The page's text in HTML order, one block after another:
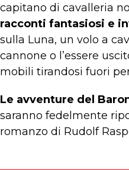
capitano di cavalleria
racconti fantasiosi e
sulla Luna, un volo a
cannone o l’essere
mobili tirandosi fuori
Le avventure del
saranno fedelmente
romanzo di Rudolf